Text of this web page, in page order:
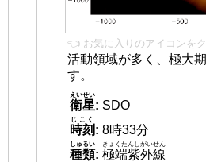
👈 お気に入りのアイコンをク
活動領域が多く、極大
す。
衛星
えいせい
: SDO
時刻
じこく
: 8時33分
種類
しゅるい
: 極端紫外線
きょくたんしがいせん